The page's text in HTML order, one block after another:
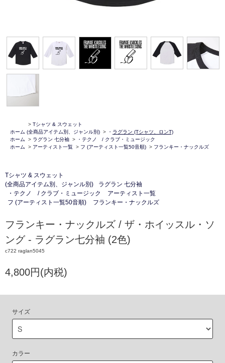
ホーム
> Tシャツ & スウェット
(全商品アイテム別、ジャンル別) > ・ ラグラン (Tシャツ、ロンT)
ホーム
> ラグラン 七分袖 >
・テクノ / クラブ・ミュージック
ホーム
> アーティスト一覧 > フ (アーティスト一覧50音順) > フランキー・ナックルズ
Tシャツ & スウェット
(全商品アイテム別、ジャンル別)
ラグラン 七分袖
・テクノ / クラブ・ミュージック
アーティスト一覧
フ (アーティスト一覧50音順)
フランキー・ナックルズ
フランキー・ナックルズ / ザ・ホイッスル・ソ
ング - ラグラン七分袖 (2色)
c722 raglan5045
4,800円(内税)
サイズ
カラー